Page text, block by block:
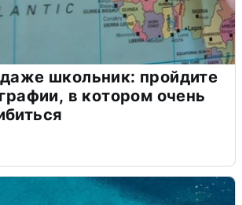
школьник: пройдите
в котором очень